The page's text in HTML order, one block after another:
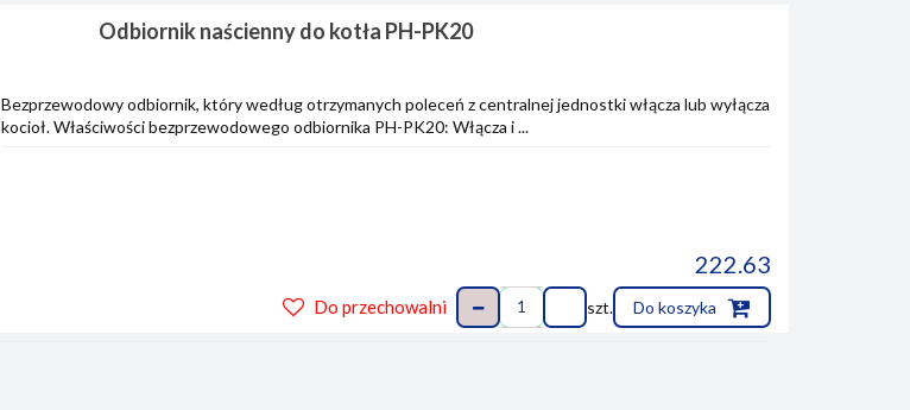
Odbiornik naścienny do kotła PH-PK20
Bezprzewodowy odbiornik, który według otrzymanych poleceń z centralnej jednostki włącza lub wyłącza
kocioł. Właściwości bezprzewodowego odbiornika PH-PK20: Włącza i ...
222.63
szt. Do koszyka
Do przechowalni